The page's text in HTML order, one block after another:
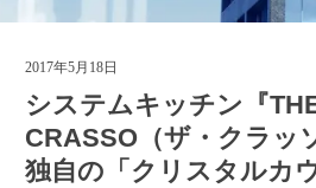
2017年5月18日
システムキッチン『
CRASSO（ザ・クラッ
独自の「クリスタルカ